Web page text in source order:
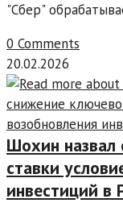
"Сбер"
0 Comments
20.02.2026
Шохин назвал
ставки
инвестиций в